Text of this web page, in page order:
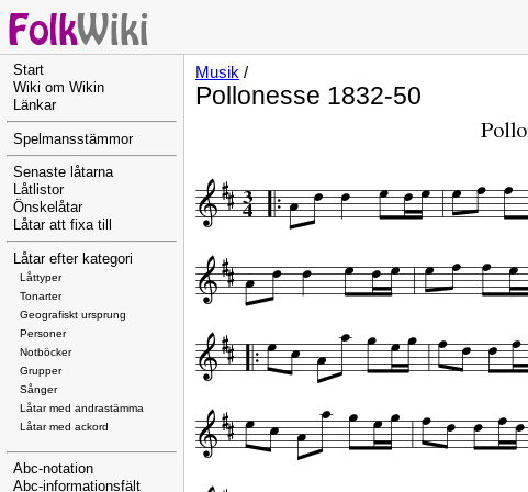
Start
Wiki om Wikin
Länkar
Spelmansstämmor
Senaste låtarna
Låtlistor
Önskelåtar
Låtar att fixa till
Låtar efter kategori
Låttyper
Tonarter
Geografiskt ursprung
Personer
Notböcker
Grupper
Sånger
Låtar med andrastämma
Låtar med ackord
Abc-notation
Abc-informationsfält
Musik /
Pollonesse 1832-50